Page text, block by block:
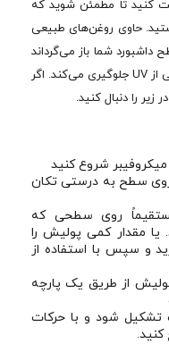
کنید تا مطمئن شوید که
حاوی روغن‌های طبیعی
شما باز می‌گرداند
و همچنین از ترک خوردن و محو شدن ناشی از UV جلوگیری می‌کند. اگر
را دنبال کنید.
شروع کنید
سطح به درستی تکان
روی سطحی که
مقدار کمی پولیش را
و سپس با استفاده از
از طریق یک پارچه
تشکیل شود و با حرکات